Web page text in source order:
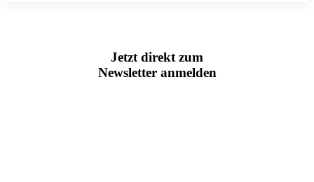
Jetzt direkt zum
Newsletter anmelden